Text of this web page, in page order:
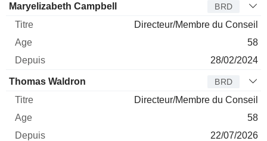
Maryelizabeth Campbell BRD
Directeur/Membre du Conseil
58
28/02/2024
Thomas Waldron BRD
Directeur/Membre du Conseil
58
22/07/2026